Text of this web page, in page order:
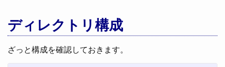
ディレクトリ構成
ざっと構成を確認しておきます。